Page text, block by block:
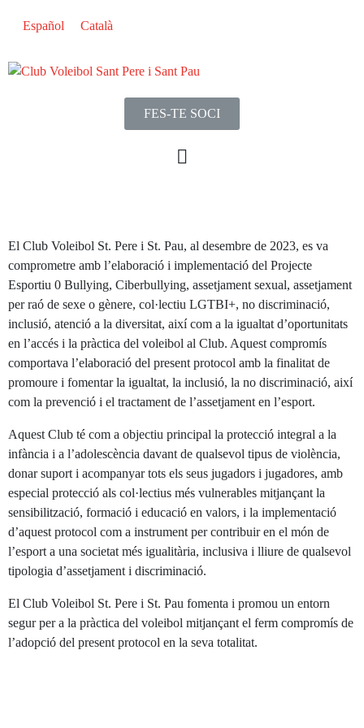
Español Català
FES-TE SOCI
El Club Voleibol St. Pere i St. Pau, al desembre de 2023, es va
comprometre amb l’elaboració i implementació del Projecte
Esportiu 0 Bullying, Ciberbullying, assetjament sexual, assetjament
per raó de sexe o gènere, col·lectiu LGTBI+, no discriminació,
inclusió, atenció a la diversitat, així com a la igualtat d’oportunitats
en l’accés i la pràctica del voleibol al Club. Aquest compromís
comportava l’elaboració del present protocol amb la finalitat de
promoure i fomentar la igualtat, la inclusió, la no discriminació, així
com la prevenció i el tractament de l’assetjament en l’esport.
Aquest Club té com a objectiu principal la protecció integral a la
infància i a l’adolescència davant de qualsevol tipus de violència,
donar suport i acompanyar tots els seus jugadors i jugadores, amb
especial protecció als col·lectius més vulnerables mitjançant la
sensibilització, formació i educació en valors, i la implementació
d’aquest protocol com a instrument per contribuir en el món de
l’esport a una societat més igualitària, inclusiva i lliure de qualsevol
tipologia d’assetjament i discriminació.
El Club Voleibol St. Pere i St. Pau fomenta i promou un entorn
segur per a la pràctica del voleibol mitjançant el ferm compromís de
l’adopció del present protocol en la seva totalitat.